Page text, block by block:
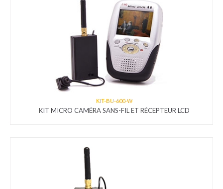
KIT-BU-600-W
KIT MICRO CAMÉRA SANS-FIL ET RÉCEPTEUR LCD